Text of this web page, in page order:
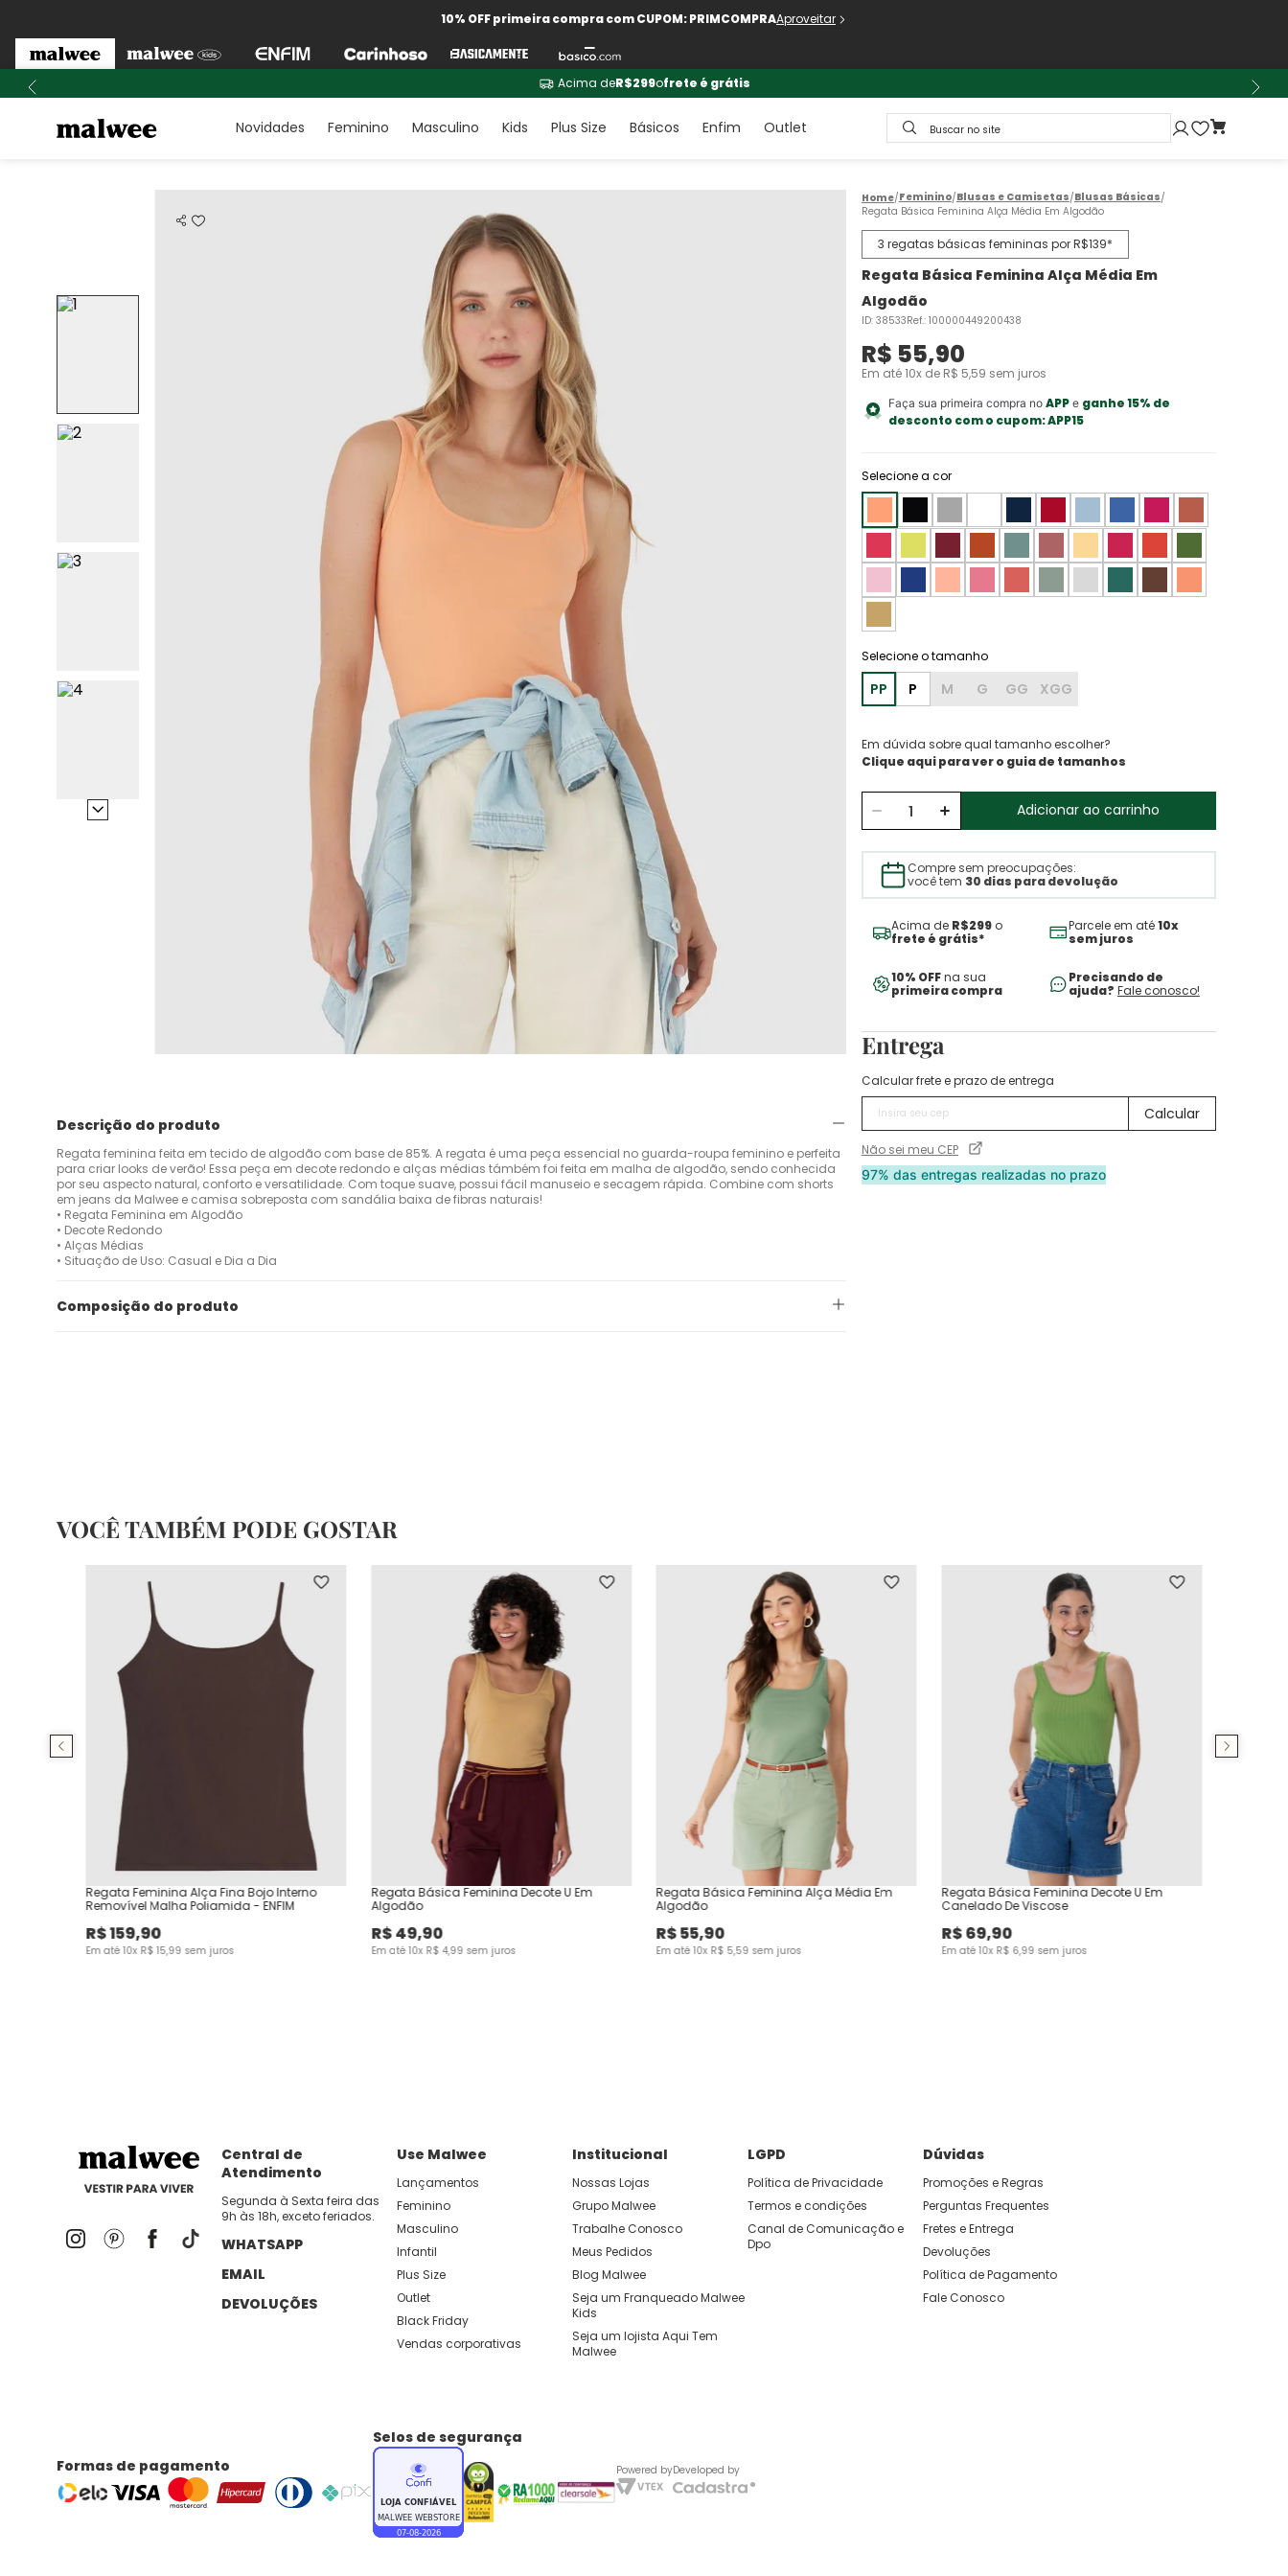
10% OFF primeira compra com CUPOM: PRIMCOMPRAAproveitar
Acima deR$299ofrete é grátis
Novidades Feminino Masculino Kids Plus Size Básicos Enfim Outlet Buscar no site
Descrição do produto
Regata feminina feita em tecido de algodão com base de 85%. A regata é uma peça essencial no guarda-roupa feminino e perfeita
para criar looks de verão! Essa peça em decote redondo e alças médias támbém foi feita em malha de algodão, sendo conhecida
por seu aspecto natural, conforto e versatilidade. Com toque suave, possui fácil manuseio e secagem rápida. Combine com shorts
em jeans da Malwee e camisa sobreposta com sandália baixa de fibras naturais!
• Regata Feminina em Algodão
• Decote Redondo
• Alças Médias
• Situação de Uso: Casual e Dia a Dia
Composição do produto
Feminino Blusas e Camisetas Blusas Básicas
Regata Básica Feminina Alça Média Em Algodão
3 regatas básicas femininas por R$139*
Regata Básica Feminina Alça Média Em
Algodão
ID: 38533Ref.: 100000449200438
R$ 55,90
Em até10x de R$ 5,59 sem juros
Faça sua primeira compra no APPe ganhe 15% de
desconto com o cupom:APP15
Selecione a cor
PP P M G GG XGG
Em dúvida sobre qual tamanho escolher?
Clique aqui para ver o guia de tamanhos
Adicionar ao carrinho
Compre sem preocupações:
você tem 30 dias para devolução
Acima de R$299o
frete é grátis*
Parcele em até10x
sem juros
10% OFFna sua
primeira compra
Precisando de
ajuda? Fale conosco!
Entrega
Calcular frete e prazo de entrega
Não sei meu CEP
97% das entregas realizadas no prazo
VOCÊ TAMBÉM PODE GOSTAR
Regata Feminina Alça Fina Bojo Interno
Removível Malha Poliamida - ENFIM
R$159,90
Em até10x R$ 15,99 sem juros
Regata Básica Feminina Decote U Em
Algodão
R$49,90
Em até10x R$ 4,99 sem juros
Regata Básica Feminina Alça Média Em
Algodão
R$55,90
Em até10x R$ 5,59 sem juros
Regata Básica Feminina Decote U Em
Canelado De Viscose
R$69,90
Em até10x R$ 6,99 sem juros
Central de
Atendimento
Segunda à Sexta feira das
9h às 18h, exceto feriados.
WHATSAPP
EMAIL
DEVOLUÇÕES
Use Malwee
Lançamentos
Feminino
Masculino
Infantil
Plus Size
Outlet
Black Friday
Vendas corporativas
Institucional
Nossas Lojas
Grupo Malwee
Trabalhe Conosco
Meus Pedidos
Blog Malwee
Seja um Franqueado Malwee
Kids
Seja um lojista Aqui Tem
Malwee
LGPD
Política de Privacidade
Termos e condições
Canal de Comunicação e
Dpo
Dúvidas
Promoções e Regras
Perguntas Frequentes
Fretes e Entrega
Devoluções
Política de Pagamento
Fale Conosco
Formas de pagamento
Selos de segurança
Powered byDeveloped by